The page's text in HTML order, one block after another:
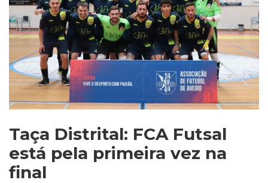
Taça Distrital: FCA Futsal
está pela primeira vez na
final